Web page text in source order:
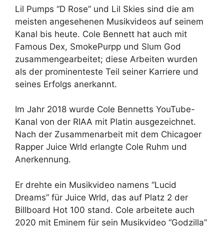
Lil Pumps “D Rose” und Lil Skies sind die am
meisten angesehenen Musikvideos auf seinem
Kanal bis heute. Cole Bennett hat auch mit
Famous Dex, SmokePurpp und Slum God
zusammengearbeitet; diese Arbeiten wurden
als der prominenteste Teil seiner Karriere und
seines Erfolgs anerkannt.
Im Jahr 2018 wurde Cole Bennetts YouTube-
Kanal von der RIAA mit Platin ausgezeichnet.
Nach der Zusammenarbeit mit dem Chicagoer
Rapper Juice Wrld erlangte Cole Ruhm und
Anerkennung.
Er drehte ein Musikvideo namens “Lucid
Dreams” für Juice Wrld, das auf Platz 2 der
Billboard Hot 100 stand. Cole arbeitete auch
2020 mit Eminem für sein Musikvideo “Godzilla”